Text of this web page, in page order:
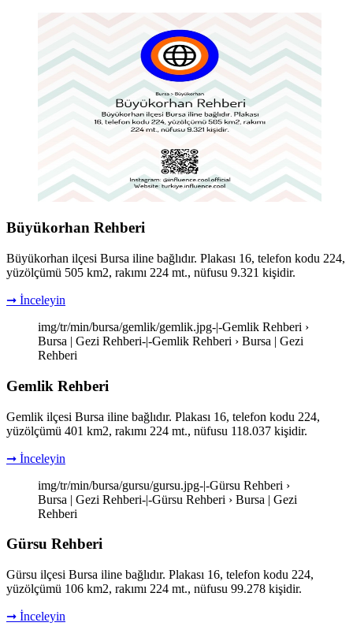
Büyükorhan Rehberi
Büyükorhan ilçesi Bursa iline bağlıdır. Plakası 16, telefon kodu 224,
yüzölçümü 505 km2, rakımı 224 mt., nüfusu 9.321 kişidir.
➞ İnceleyin
img/tr/min/bursa/gemlik/gemlik.jpg-|-Gemlik Rehberi ›
Bursa | Gezi Rehberi-|-Gemlik Rehberi › Bursa | Gezi
Rehberi
Gemlik Rehberi
Gemlik ilçesi Bursa iline bağlıdır. Plakası 16, telefon kodu 224,
yüzölçümü 401 km2, rakımı 224 mt., nüfusu 118.037 kişidir.
➞ İnceleyin
img/tr/min/bursa/gursu/gursu.jpg-|-Gürsu Rehberi ›
Bursa | Gezi Rehberi-|-Gürsu Rehberi › Bursa | Gezi
Rehberi
Gürsu Rehberi
Gürsu ilçesi Bursa iline bağlıdır. Plakası 16, telefon kodu 224,
yüzölçümü 106 km2, rakımı 224 mt., nüfusu 99.278 kişidir.
➞ İnceleyin